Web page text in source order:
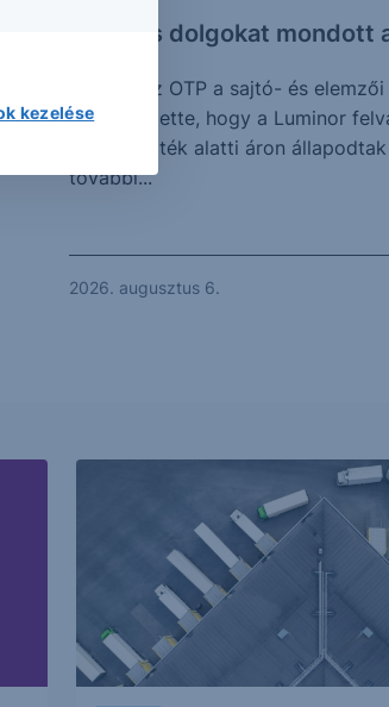
Érdekes dolgokat mondott
Tegnap az OTP a sajtó- és
megerősítette, hogy a Luminor
szerinti érték alatti áron
további...
2026. augusztus 6.
kezelése